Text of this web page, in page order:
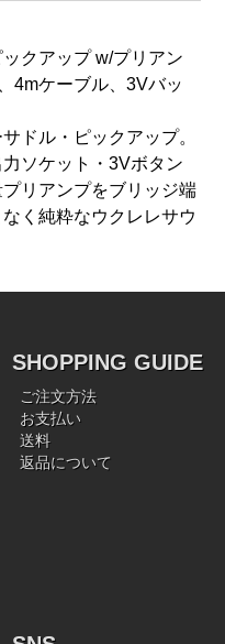
クアップ w/プリアン
4mケーブル、3Vバッ
ドル・ピックアップ。
ソケット・3Vボタン
リアンプをブリッジ端
く純粋なウクレレサウ
SHOPPING GUIDE
ご注文方法
お支払い
送料
返品について